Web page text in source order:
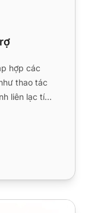
hợp các
thao tác
liên lạc tích